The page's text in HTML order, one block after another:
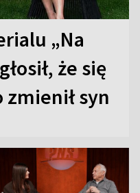
„Na
że się
zmienił syn